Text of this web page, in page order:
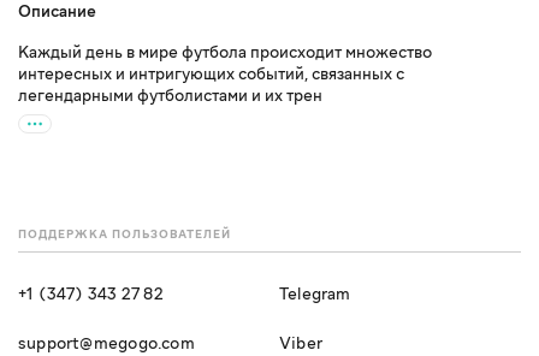
Описание
Каждый день в мире футбола происходит множество
интересных и интригующих событий, связанных с
легендарными футболистами и их трен
ПОДДЕРЖКА ПОЛЬЗОВАТЕЛЕЙ
+1 (347) 343 27 82
support@megogo.com
Telegram
Viber